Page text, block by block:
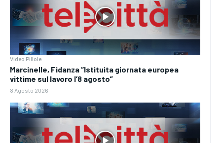
Video Pillole
Marcinelle, Fidanza “Istituita giornata europea
vittime sul lavoro l’8 agosto”
8 Agosto 2026